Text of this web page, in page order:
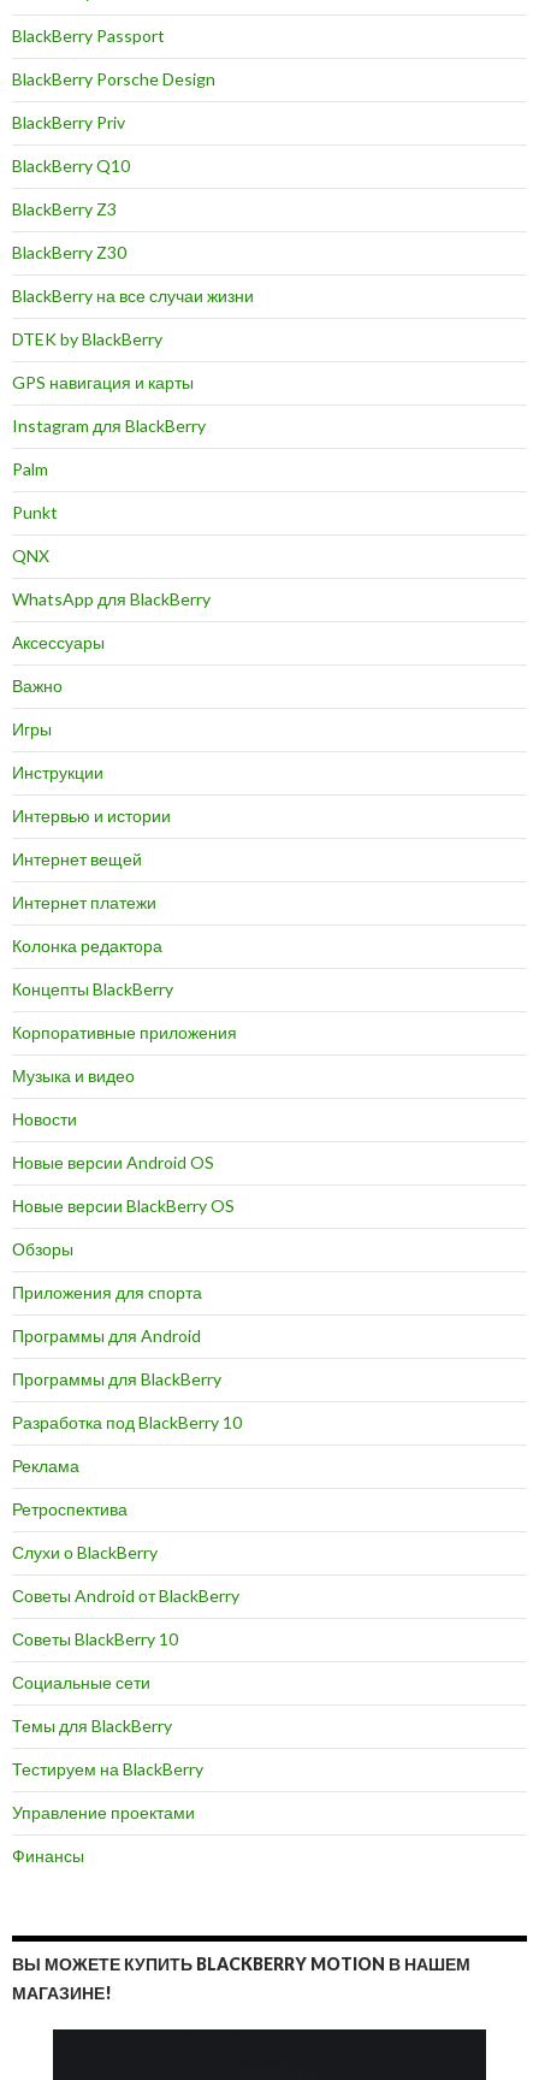
BlackBerry Passport
BlackBerry Porsche Design
BlackBerry Priv
BlackBerry Q10
BlackBerry Z3
BlackBerry Z30
BlackBerry на все случаи жизни
DTEK by BlackBerry
GPS навигация и карты
Instagram для BlackBerry
Palm
Punkt
QNX
WhatsApp для BlackBerry
Аксессуары
Важно
Игры
Инструкции
Интервью и истории
Интернет вещей
Интернет платежи
Колонка редактора
Концепты BlackBerry
Корпоративные приложения
Музыка и видео
Новости
Новые версии Android OS
Новые версии BlackBerry OS
Обзоры
Приложения для спорта
Программы для Android
Программы для BlackBerry
Разработка под BlackBerry 10
Реклама
Ретроспектива
Слухи о BlackBerry
Советы Android от BlackBerry
Советы BlackBerry 10
Социальные сети
Темы для BlackBerry
Тестируем на BlackBerry
Управление проектами
Финансы
ВЫ МОЖЕТЕ КУПИТЬ BLACKBERRY MOTION В НАШЕМ
МАГАЗИНЕ!